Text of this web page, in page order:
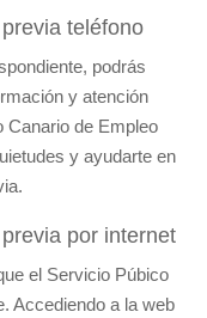
teléfono
podrás
y atención
Canario de Empleo
y ayudarte en
por internet
el Servicio Púbico
Accediendo a la web